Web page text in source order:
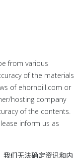
from various
of the materials
of ehornbill.com or
hosting company
of the contents.
inform us as
我们无法确定资讯和内